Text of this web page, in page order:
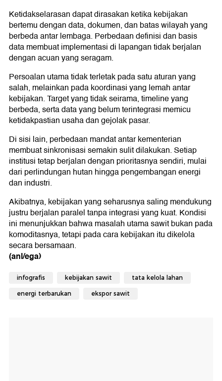
Ketidakselarasan dapat dirasakan ketika kebijakan
bertemu dengan data, dokumen, dan batas wilayah yang
berbeda antar lembaga. Perbedaan definisi dan basis
data membuat implementasi di lapangan tidak berjalan
dengan acuan yang seragam.
Persoalan utama tidak terletak pada satu aturan yang
salah, melainkan pada koordinasi yang lemah antar
kebijakan. Target yang tidak seirama, timeline yang
berbeda, serta data yang belum terintegrasi memicu
ketidakpastian usaha dan gejolak pasar.
Di sisi lain, perbedaan mandat antar kementerian
membuat sinkronisasi semakin sulit dilakukan. Setiap
institusi tetap berjalan dengan prioritasnya sendiri, mulai
dari perlindungan hutan hingga pengembangan energi
dan industri.
Akibatnya, kebijakan yang seharusnya saling mendukung
justru berjalan paralel tanpa integrasi yang kuat. Kondisi
ini menunjukkan bahwa masalah utama sawit bukan pada
komoditasnya, tetapi pada cara kebijakan itu dikelola
secara bersamaan.
(anl/ega)
infografis kebijakan sawit tata kelola lahan
energi terbarukan ekspor sawit